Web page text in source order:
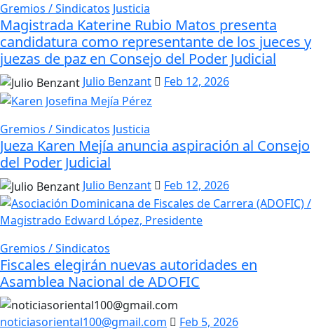
Gremios / Sindicatos Justicia
Magistrada Katerine Rubio Matos presenta
candidatura como representante de los jueces y
juezas de paz en Consejo del Poder Judicial
Julio Benzant Feb 12, 2026
Gremios / Sindicatos Justicia
Jueza Karen Mejía anuncia aspiración al Consejo
del Poder Judicial
Julio Benzant Feb 12, 2026
Gremios / Sindicatos
Fiscales elegirán nuevas autoridades en
Asamblea Nacional de ADOFIC
noticiasoriental100@gmail.com Feb 5, 2026